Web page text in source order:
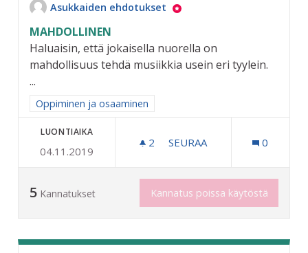
Asukkaiden ehdotukset
MAHDOLLINEN
Haluaisin, että jokaisella nuorella on
mahdollisuus tehdä musiikkia usein eri tyylein.
...
Rajaa tulokset aihepiirin mukaan: Oppiminen ja osaaminen
Oppiminen ja osaaminen
LUONTIAIKA
04.11.2019
2 2 SEURAAJAA
SEURAA 0
5 Kannatukset Kannatus poissa käytöstä